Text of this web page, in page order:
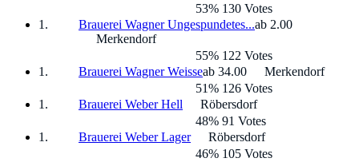
53% 130 Votes
Brauerei Wagner Ungespundetes...ab 2.00
Merkendorf
55% 122 Votes
Brauerei Wagner Weisseab 34.00
Merkendorf
51% 126 Votes
Brauerei Weber Hell
Röbersdorf
48% 91 Votes
Brauerei Weber Lager
Röbersdorf
46% 105 Votes